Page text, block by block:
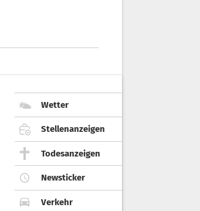
Wetter
Stellenanzeigen
Todesanzeigen
Newsticker
Verkehr